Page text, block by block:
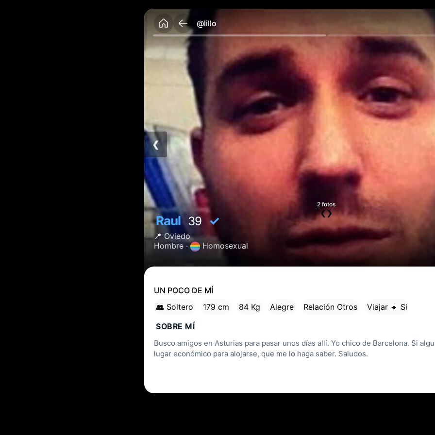
@lillo
Raul 39✓
📍 Oviedo
Hombre ·
Homosexual
❮
2 fotos
❮❯
UN POCO DE MÍ
👥 Soltero
179 cm 84 Kg Alegre Relación Otros
Viajar 🔸 Si
SOBRE MÍ
Busco amigos en Asturias para pasar unos días allí. Yo chico de Barcelona. Si
lugar económico para alojarse, que me lo haga saber. Saludos.